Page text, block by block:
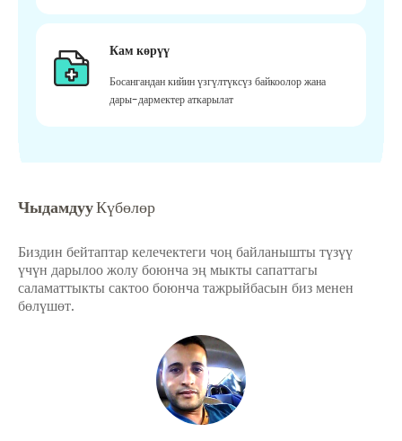
Кам көрүү
Босангандан кийин үзгүлтүксүз байкоолор жана
дары-дармектер аткарылат
ЧыдамдууКүбөлөр
Биздин бейтаптар келечектеги чоң байланышты түзүү
үчүн дарылоо жолу боюнча эң мыкты сапаттагы
саламаттыкты сактоо боюнча тажрыйбасын биз менен
бөлүшөт.